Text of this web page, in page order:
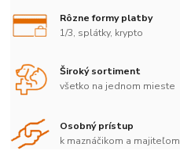
Rôzne formy platby
1/3, splátky, krypto
Široký sortiment
všetko na jednom mieste
Osobný prístup
k maznáčikom a majiteľom